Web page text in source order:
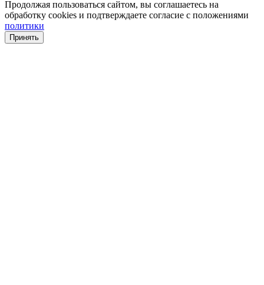
Продолжая пользоваться сайтом, вы соглашаетесь на
обработку cookies и подтверждаете согласие с положениями
политики
Принять